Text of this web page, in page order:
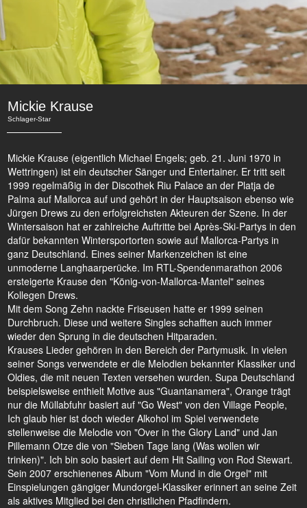
Mickie Krause
Schlager-Star
Mickie Krause (eigentlich Michael Engels; geb. 21. Juni 1970 in
Wettringen) ist ein deutscher Sänger und Entertainer. Er tritt seit
1999 regelmäßig in der Discothek Riu Palace an der Platja de
Palma auf Mallorca auf und gehört in der Hauptsaison ebenso wie
Jürgen Drews zu den erfolgreichsten Akteuren der Szene. In der
Wintersaison hat er zahlreiche Auftritte bei Après-Ski-Partys in den
dafür bekannten Wintersportorten sowie auf Mallorca-Partys in
ganz Deutschland. Eines seiner Markenzeichen ist eine
unmoderne Langhaarperücke. Im RTL-Spendenmarathon 2006
ersteigerte Krause den "König-von-Mallorca-Mantel" seines
Kollegen Drews.
Mit dem Song Zehn nackte Friseusen hatte er 1999 seinen
Durchbruch. Diese und weitere Singles schafften auch immer
wieder den Sprung in die deutschen Hitparaden.
Krauses Lieder gehören in den Bereich der Partymusik. In vielen
seiner Songs verwendete er die Melodien bekannter Klassiker und
Oldies, die mit neuen Texten versehen wurden. Supa Deutschland
beispielsweise enthielt Motive aus "Guantanamera", Orange trägt
nur die Müllabfuhr basiert auf "Go West" von den Village People,
Ich glaub hier ist doch wieder Alkohol im Spiel verwendete
stellenweise die Melodie von "Over in the Glory Land" und Jan
Pillemann Otze die von "Sieben Tage lang (Was wollen wir
trinken)". Ich bin solo basiert auf dem Hit Sailing von Rod Stewart.
Sein 2007 erschienenes Album "Vom Mund in die Orgel" mit
Einspielungen gängiger Mundorgel-Klassiker erinnert an seine Zeit
als aktives Mitglied bei den christlichen Pfadfindern.